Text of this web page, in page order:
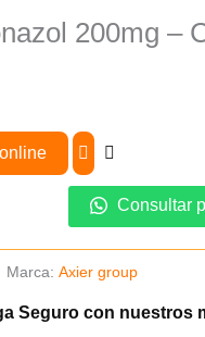
200mg –
Consultar
Marca:Axier group
Seguro con nuestros